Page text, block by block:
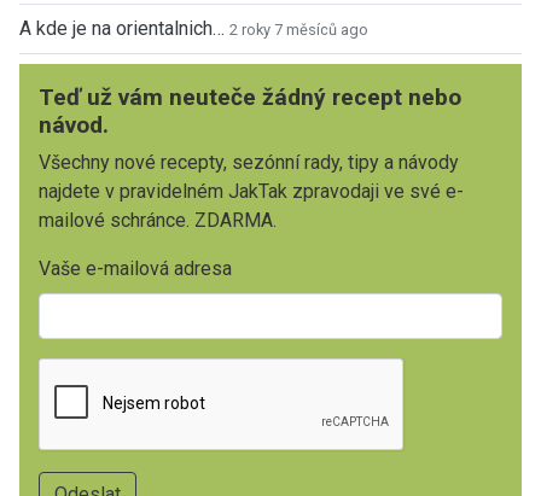
A kde je na orientalnich… 2 roky 7 měsíců ago
Teď už vám neuteče žádný recept nebo
návod.
Všechny nové recepty, sezónní rady, tipy a návody
najdete v pravidelném JakTak zpravodaji ve své e-
mailové schránce. ZDARMA.
Vaše e-mailová adresa